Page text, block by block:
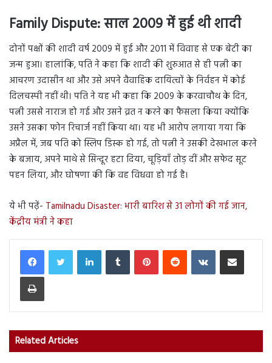
Family Dispute: साल 2009 में हुई थी शादी
दोनों पक्षों की शादी वर्ष 2009 में हुई और 2011 में विवाह से एक बेटी का
जन्म हुआ। हालांकि, पति ने कहा कि शादी की शुरुआत से ही पत्नी का
आचरण उदासीन था और उसे अपने वैवाहिक दायित्वों के निर्वहन में कोई
दिलचस्पी नहीं थी। पति ने यह भी कहा कि 2009 के करवाचौथ के दिन,
पत्नी उससे नाराज हो गई और उसने व्रत न करने का फैसला किया क्योंकि
उसने उसका फोन रिचार्ज नहीं किया था। यह भी आरोप लगाया गया कि
अप्रैल में, जब पति को स्लिप डिस्क हो गई, तो पत्नी ने उसकी देखभाल करने
के बजाय, अपने माथे से सिन्दूर हटा दिया, चूड़ियाँ तोड़ दीं और सफेद सूट
पहन लिया, और घोषणा की कि वह विधवा हो गई है।
ये भी पढ़ें- Tamilnadu Disaster: भारी बारिश से 31 लोगों की गई जान,
केंद्रीय मंत्री ने कहा
LinkedInTumblr PinterestReddit VKontakteShare via Email
Print
Related Articles